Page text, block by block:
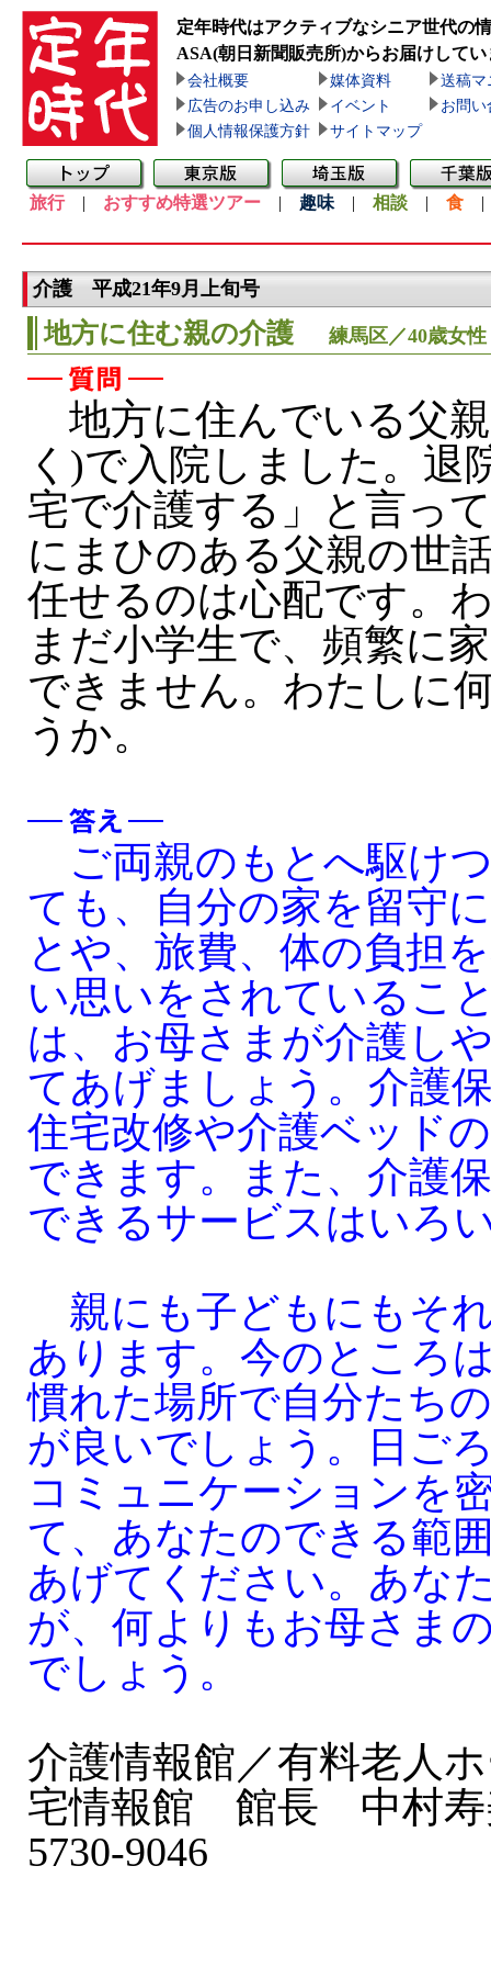
定年時代はアクティブなシニア世代の
ASA(朝日新聞販売所)からお届けしてい
会社概要 媒体資料
送稿マ
広告のお申し込み
イベント
お問い
個人情報保護方針
サイトマップ
旅行| おすすめ特選ツアー | 趣味 | 相談 | 食
介護 平成21年9月上旬号
地方に住む親の介護 練馬区／40歳女性
地方に住んでいる父
く)で入院しました。退
宅で介護する」と言っ
にまひのある父親の世
任せるのは心配です。
まだ小学生で、頻繁に
できません。わたしに
うか。
ご両親のもとへ駆け
ても、自分の家を留守
とや、旅費、体の負担
い思いをされているこ
は、お母さまが介護し
てあげましょう。介護
住宅改修や介護ベッド
できます。また、介護
できるサービスはいろ
親にも子どもにもそ
あります。今のところ
慣れた場所で自分たち
が良いでしょう。日ご
コミュニケーションを
て、あなたのできる範
あげてください。あな
が、何よりもお母さま
でしょう。
介護情報館／有料老人
宅情報館 館長 中村寿
5730-9046